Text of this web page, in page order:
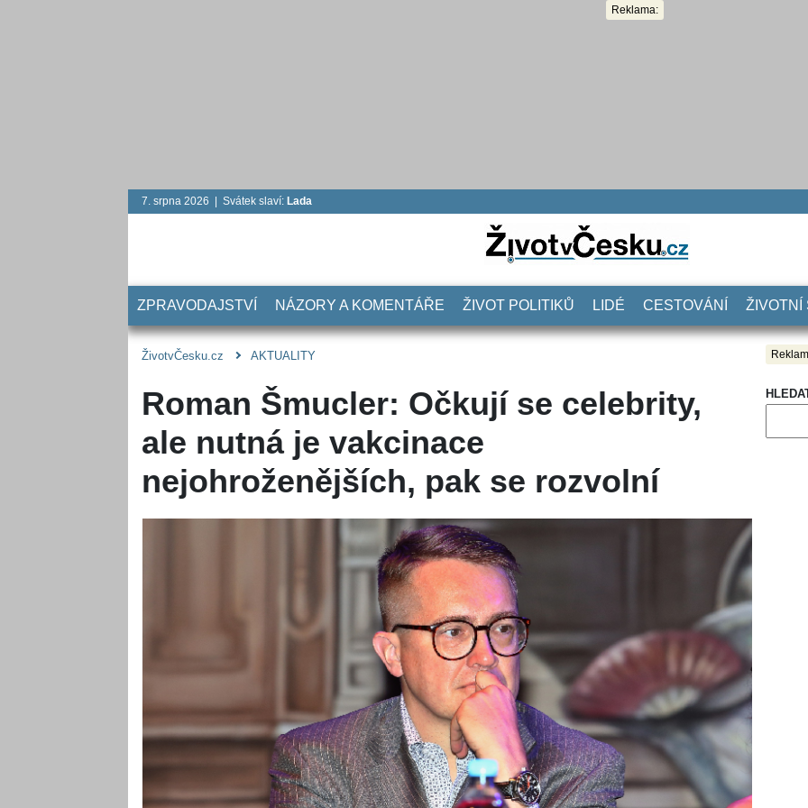
Reklama:
7. srpna 2026 | Svátek slaví: Lada
ZPRAVODAJSTVÍ NÁZORY A KOMENTÁŘE ŽIVOT POLITIKŮ LIDÉ CESTOVÁNÍ ŽIVOTNÍ
ŽivotvČesku.cz AKTUALITY
Roman Šmucler: Očkují se celebrity,
ale nutná je vakcinace
nejohroženějších, pak se rozvolní